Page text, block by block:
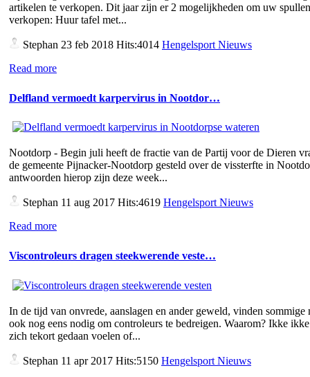
artikelen te verkopen. Dit jaar zijn er 2 mogelijkheden om uw
verkopen: Huur tafel met...
Stephan 23 feb 2018 Hits:4014 Hengelsport Nieuws
Read more
Delfland vermoedt karpervirus in Nootdor…
Nootdorp - Begin juli heeft de fractie van de Partij voor de Dieren
de gemeente Pijnacker-Nootdorp gesteld over de vissterfte in
antwoorden hierop zijn deze week...
Stephan 11 aug 2017 Hits:4619 Hengelsport Nieuws
Read more
Viscontroleurs dragen steekwerende veste…
In de tijd van onvrede, aanslagen en ander geweld, vinden sommige
ook nog eens nodig om controleurs te bedreigen. Waarom? Ikke
zich tekort gedaan voelen of...
Stephan 11 apr 2017 Hits:5150 Hengelsport Nieuws